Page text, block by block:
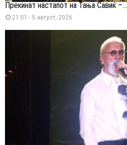
Прекинат настапот на Тања Савиќ –...
21:01 - 5 август, 2026